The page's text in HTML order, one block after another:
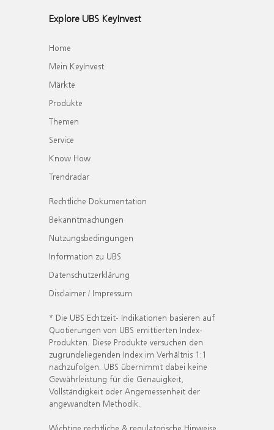
Explore UBS KeyInvest
Home
Mein KeyInvest
Märkte
Produkte
Themen
Service
Know How
Trendradar
Rechtliche Dokumentation
Bekanntmachungen
Nutzungsbedingungen
Information zu UBS
Datenschutzerklärung
Disclaimer / Impressum
* Die UBS Echtzeit- Indikationen basieren auf
Quotierungen von UBS emittierten Index-
Produkten. Diese Produkte versuchen den
zugrundeliegenden Index im Verhältnis 1:1
nachzufolgen. UBS übernimmt dabei keine
Gewährleistung für die Genauigkeit,
Vollständigkeit oder Angemessenheit der
angewandten Methodik.